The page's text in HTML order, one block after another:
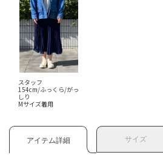
スタッフ
154cm/ふっくら/がっ
しり
Mサイズ着用
アイテム詳細 サイズ